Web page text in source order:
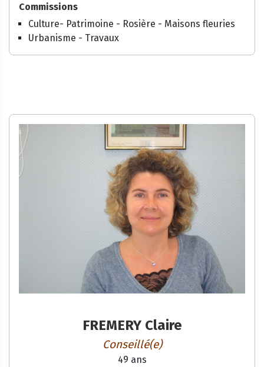
Commissions
Culture- Patrimoine - Rosière - Maisons fleuries
Urbanisme - Travaux
FREMERY Claire
Conseillé(e)
49 ans